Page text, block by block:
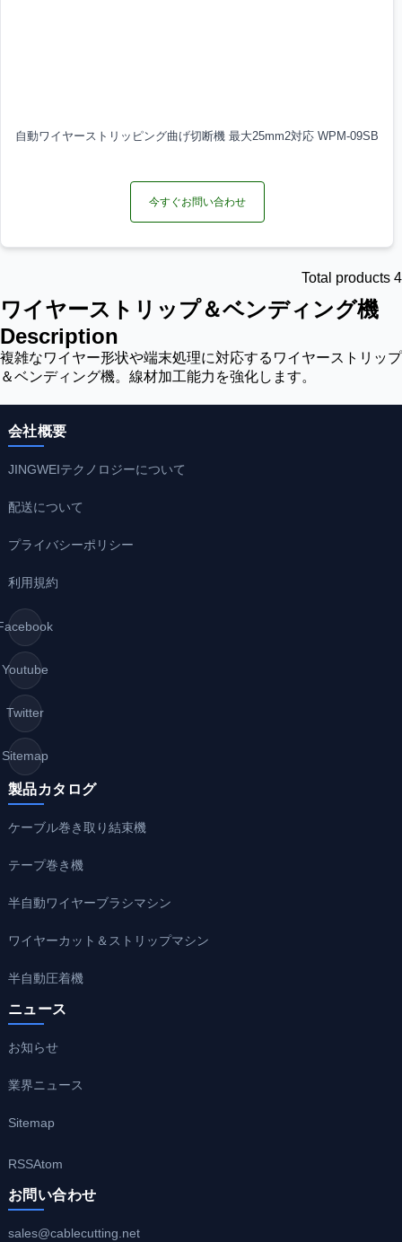
自動ワイヤーストリッピング曲げ切断機 最大25mm2対応 WPM-09SB
今すぐお問い合わせ
Total products 4
ワイヤーストリップ＆ベンディング機
Description
複雑なワイヤー形状や端末処理に対応するワイヤーストリップ
＆ベンディング機。線材加工能力を強化します。
会社概要
JINGWEIテクノロジーについて
配送について
プライバシーポリシー
利用規約
Youtube
Twitter
Sitemap
製品カタログ
ケーブル巻き取り結束機
テープ巻き機
半自動ワイヤーブラシマシン
ワイヤーカット＆ストリップマシン
半自動圧着機
ニュース
お知らせ
業界ニュース
Sitemap
RSSAtom
お問い合わせ
sales@cablecutting.net